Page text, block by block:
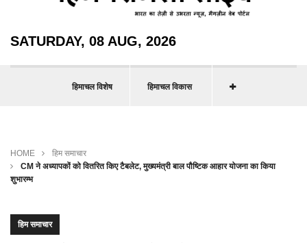
SATURDAY, 08 AUG, 2026
हिमाचल विशेष हिमाचल विकास
HOME
हिम समाचार
CM ने अध्यापकों को वितरित किए टैबलेट, मुख्यमंत्री बाल पौष्टिक आहार योजना का किया
शुभारम्भ
हिम समाचार